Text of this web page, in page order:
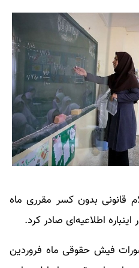
قانونی بدون کسر مقرری ماه
اطلاعیه‌ای صادر کرد.
فیش حقوقی ماه فروردین